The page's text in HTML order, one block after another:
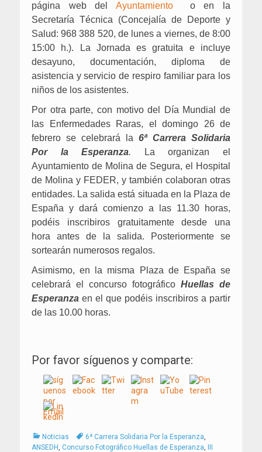
página web del Ayuntamientoo en la
Secretaría Técnica (Concejalía de Deporte y
Salud: 968 388 520, de lunes a viernes, de 8:00
15:00 h.). La Jornada es gratuita e incluye
desayuno, documentación, diploma de
asistencia y servicio de respiro familiar para los
niños de los asistentes.
Por otra parte, con motivo del Día Mundial de
las Enfermedades Raras, el domingo 26 de
febrero se celebrará la 6ª Carrera Solidaria
Por la Esperanza. La organizan el
Ayuntamiento de Molina de Segura, el Hospital
de Molina y FEDER, y también colaboran otras
entidades. La salida está situada en la Plaza de
España y dará comienzo a las 11.30 horas,
podéis inscribiros gratuitamente desde una
hora antes de la salida. Posteriormente se
sortearán numerosos regalos.
Asimismo, en la misma Plaza de España se
celebrará el concurso fotográfico Huellas de
Esperanza en el que podéis inscribiros a partir
de las 10.00 horas.
Por favor síguenos y comparte:
Categorías
Noticias Tags6ª Carrera Solidaria Por la Esperanza,
ANSEDH, Concurso Fotográfico Huellas de Esperanza,